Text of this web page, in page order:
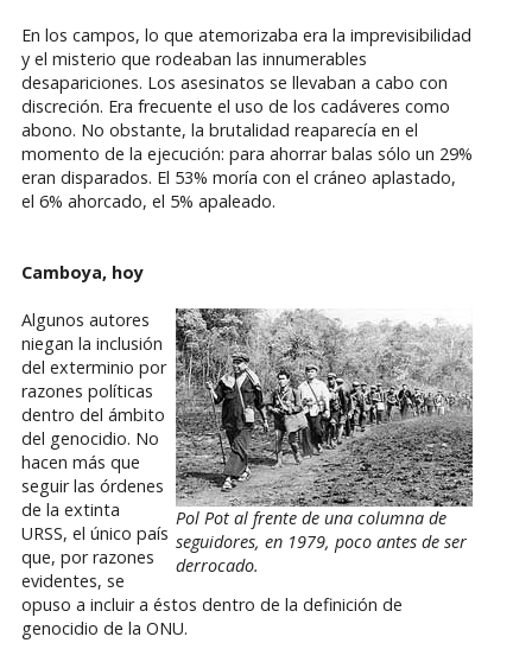
En los campos, lo que atemorizaba era la imprevisibilidad
y el misterio que rodeaban las innumerables
desapariciones. Los asesinatos se llevaban a cabo con
discreción. Era frecuente el uso de los cadáveres como
abono. No obstante, la brutalidad reaparecía en el
momento de la ejecución: para ahorrar balas sólo un 29%
eran disparados. El 53% moría con el cráneo aplastado,
el 6% ahorcado, el 5% apaleado.
Camboya, hoy
Pol Pot al frente de una columna de
seguidores, en 1979, poco antes de ser
derrocado.
Algunos autores
niegan la inclusión
del exterminio por
razones políticas
dentro del ámbito
del genocidio. No
hacen más que
seguir las órdenes
de la extinta
URSS, el único país
que, por razones
evidentes, se
opuso a incluir a éstos dentro de la definición de
genocidio de la ONU.